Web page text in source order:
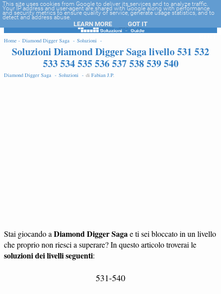
-->
Home - Diamond Digger Saga - Soluzioni -
Soluzioni Diamond Digger Saga livello 531 532
533 534 535 536 537 538 539 540
Diamond Digger Saga - Soluzioni - di Fabian J.P.
Stai giocando a Diamond Digger Sagae ti sei bloccato in un livello
che proprio non riesci a superare? In questo articolo troverai le
soluzioni dei livelli seguenti:
531-540
EDIT
This site uses cookies from Google to deliver its services and to analyze traffic.
Your IP address and user-agent are shared with Google along with performance
and security metrics to ensure quality of service, generate usage statistics, and to
detect and address abuse.
LEARN MORE GOT IT